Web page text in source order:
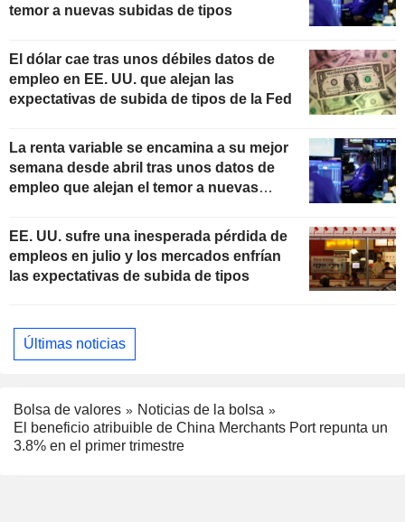
temor a nuevas subidas de tipos
El dólar cae tras unos débiles datos de
empleo en EE. UU. que alejan las
expectativas de subida de tipos de la Fed
La renta variable se encamina a su mejor
semana desde abril tras unos datos de
empleo que alejan el temor a nuevas
EE. UU. sufre una inesperada pérdida de
empleos en julio y los mercados enfrían
las expectativas de subida de tipos
Últimas noticias
Bolsa de valores
Noticias de la bolsa
El beneficio atribuible de China Merchants Port repunta un
3.8% en el primer trimestre